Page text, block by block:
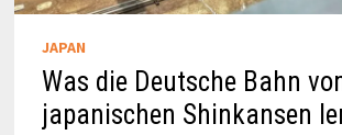
JAPAN
Was die Deutsche Bahn
japanischen Shinkansen